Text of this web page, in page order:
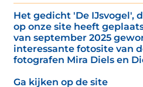
Het gedicht 'De IJsvogel',
op onze site heeft
van september 2025
interessante fotosite van
fotografen Mira Diels en
Ga kijken op de site